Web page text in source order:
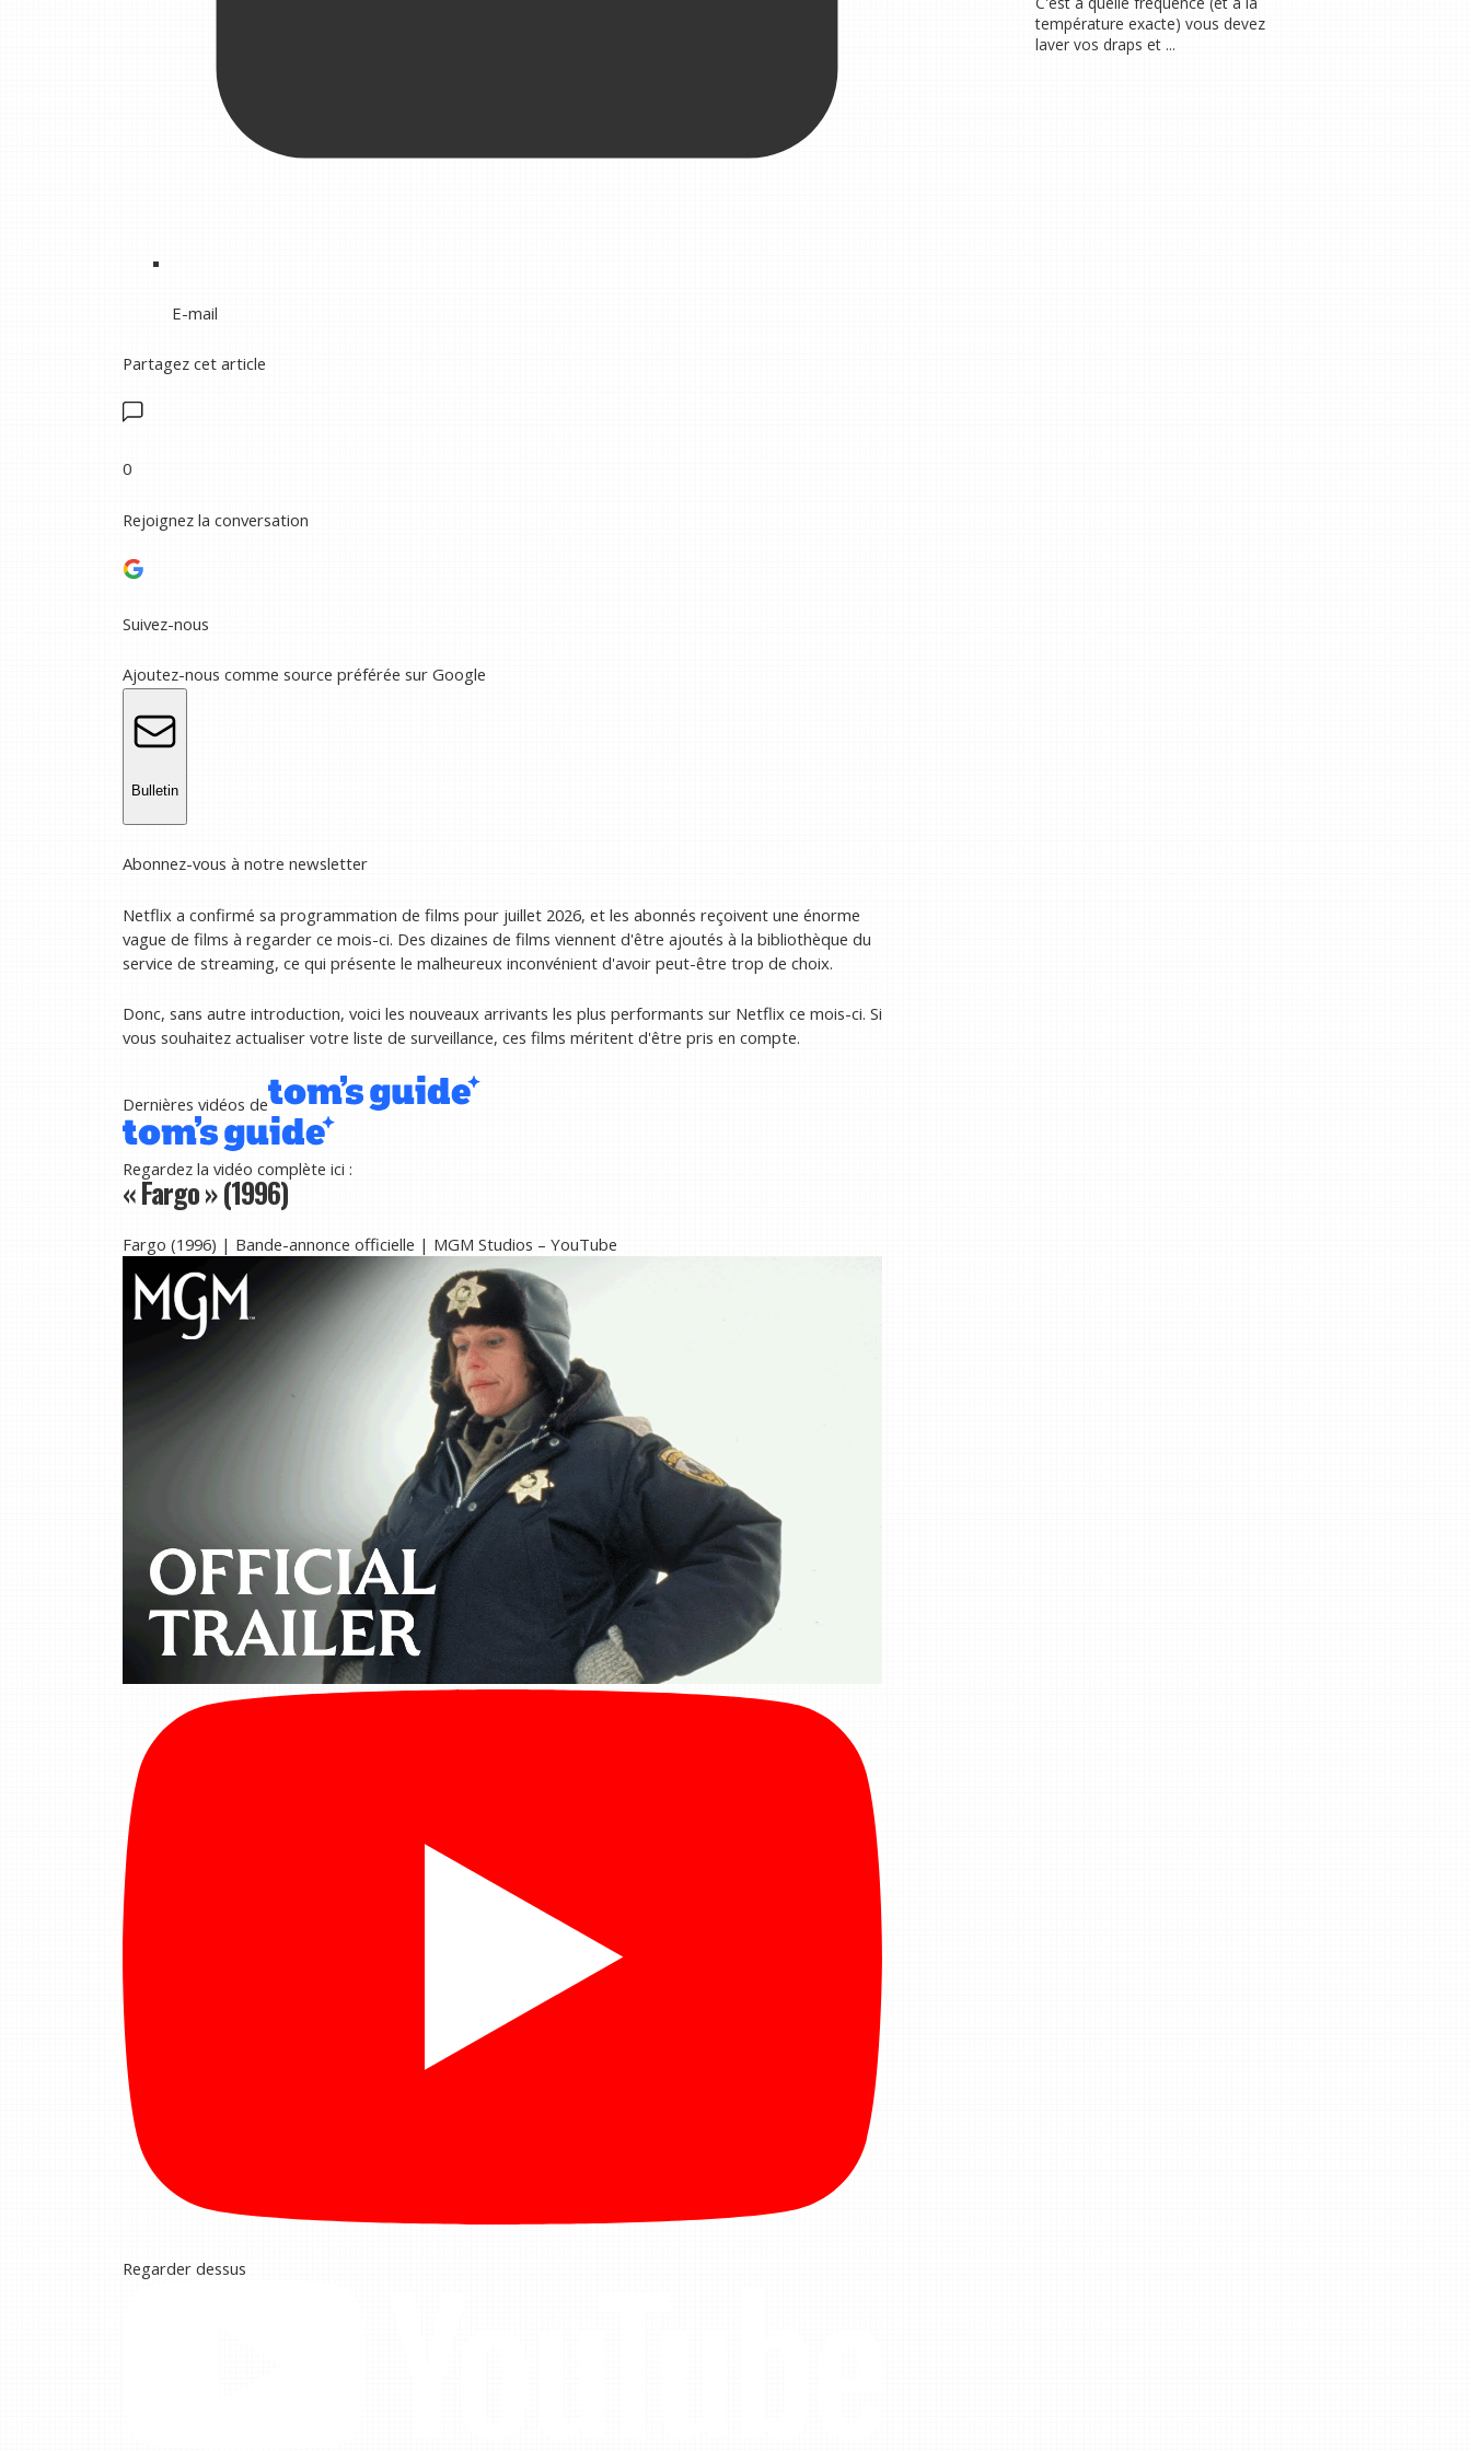
E-mail
Partagez cet article
0
Rejoignez la conversation
Suivez-nous
Ajoutez-nous comme source préférée sur Google
Bulletin
Abonnez-vous à notre newsletter
Netflix a confirmé sa programmation de films pour juillet 2026, et les abonnés reçoivent une énorme
vague de films à regarder ce mois-ci. Des dizaines de films viennent d'être ajoutés à la bibliothèque du
service de streaming, ce qui présente le malheureux inconvénient d'avoir peut-être trop de choix.
Donc, sans autre introduction, voici les nouveaux arrivants les plus performants sur Netflix ce mois-ci. Si
vous souhaitez actualiser votre liste de surveillance, ces films méritent d'être pris en compte.
Dernières vidéos de
Regardez la vidéo complète ici :
« Fargo » (1996)
Fargo (1996) | Bande-annonce officielle | MGM Studios – YouTube
Regarder dessus
température exacte) vous devez
laver vos draps et ...